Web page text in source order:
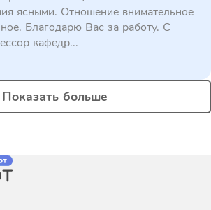
ясными. Отношение внимательное
Благодарю Вас за работу. С
кафедр...
Показать больше